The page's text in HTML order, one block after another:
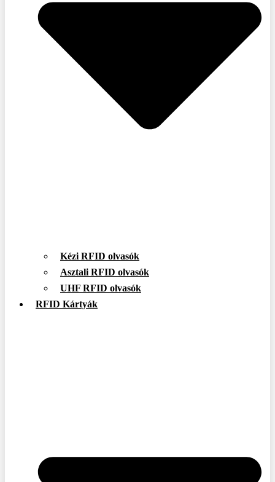
Kézi RFID olvasók
Asztali RFID olvasók
UHF RFID olvasók
RFID Kártyák